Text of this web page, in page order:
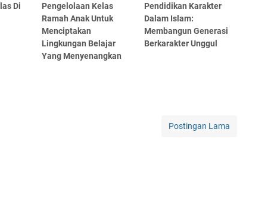
Di
Pengelolaan Kelas
Ramah Anak Untuk
Menciptakan
Lingkungan Belajar
Yang Menyenangkan
Pendidikan Karakter
Dalam Islam:
Membangun Generasi
Berkarakter Unggul
Postingan Lama